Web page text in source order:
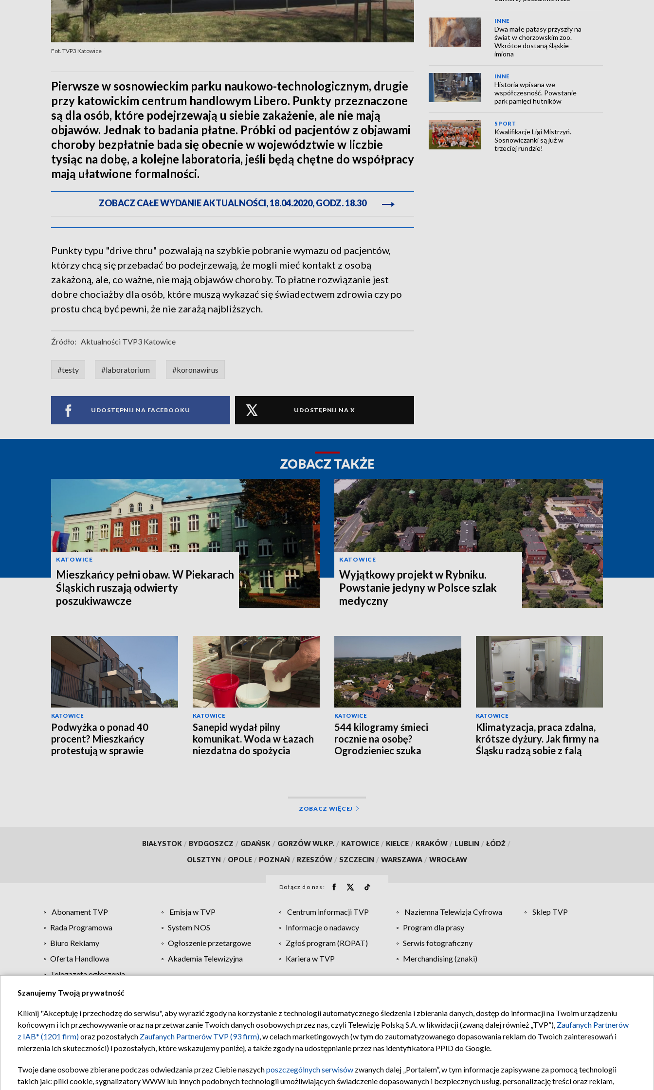
Fot. TVP3 Katowice
Pierwsze w sosnowieckim parku naukowo-technologicznym, drugie
przy katowickim centrum handlowym Libero. Punkty przeznaczone
są dla osób, które podejrzewają u siebie zakażenie, ale nie mają
objawów. Jednak to badania płatne. Próbki od pacjentów z objawami
choroby bezpłatnie bada się obecnie w województwie w liczbie
tysiąc na dobę, a kolejne laboratoria, jeśli będą chętne do współpracy
mają ułatwione formalności.
ZOBACZ CAŁE WYDANIE AKTUALNOŚCI, 18.04.2020, GODZ. 18.30
Punkty typu "drive thru" pozwalają na szybkie pobranie wymazu od pacjentów,
którzy chcą się przebadać bo podejrzewają, że mogli mieć kontakt z osobą
zakażoną, ale, co ważne, nie mają objawów choroby. To płatne rozwiązanie jest
dobre chociażby dla osób, które muszą wykazać się świadectwem zdrowia czy po
prostu chcą być pewni, że nie zarażą najbliższych.
Źródło: Aktualności TVP3 Katowice
#testy #laboratorium #koronawirus
UDOSTĘPNIJ NA FACEBOOKU UDOSTĘPNIJ NA X
INNE
Dwa małe patasy przyszły na
świat w chorzowskim zoo.
Wkrótce dostaną śląskie
imiona
INNE
Historia wpisana we
współczesność. Powstanie
park pamięci hutników
SPORT
Kwalifikacje Ligi Mistrzyń.
Sosnowiczanki są już w
trzeciej rundzie!
ZOBACZ TAKŻE
KATOWICE
Mieszkańcy pełni obaw. W Piekarach
Śląskich ruszają odwierty
poszukiwawcze
KATOWICE
Wyjątkowy projekt w Rybniku.
Powstanie jedyny w Polsce szlak
medyczny
KATOWICE
Podwyżka o ponad 40
procent? Mieszkańcy
protestują w sprawie
KATOWICE
Sanepid wydał pilny
komunikat. Woda w Łazach
niezdatna do spożycia
KATOWICE
544 kilogramy śmieci
rocznie na osobę?
Ogrodzieniec szuka
KATOWICE
Klimatyzacja, praca zdalna,
krótsze dyżury. Jak firmy na
Śląsku radzą sobie z falą
ZOBACZ WIĘCEJ
BIAŁYSTOK / BYDGOSZCZ / GDAŃSK / GORZÓW WLKP. / KATOWICE / KIELCE / KRAKÓW / LUBLIN / ŁÓDŹ /
OLSZTYN / OPOLE / POZNAŃ / RZESZÓW / SZCZECIN / WARSZAWA / WROCŁAW
Dołącz do nas:
Abonament TVP Emisja w TVP Centrum informacji TVP Naziemna Telewizja Cyfrowa
Sklep TVP
Rada Programowa
System NOS Informacje o nadawcy
Program dla prasy
Biuro Reklamy
Ogłoszenie przetargowe Zgłoś program (ROPAT)
Serwis fotograficzny
Oferta Handlowa
Akademia Telewizyjna Kariera w TVP
Merchandising (znaki)
Telegazeta ogłoszenia
Regulamin TVP Polityka prywatności Moje zgody Pomoc Biuro reklamy Kontakt
Szanujemy Twoją prywatność
Kliknij "Akceptuję i przechodzę do serwisu", aby wyrazić zgody na korzystanie z technologii automatycznego śledzenia i zbierania danych, dostęp do informacji na Twoim urządzeniu
końcowym i ich przechowywanie oraz na przetwarzanie Twoich danych osobowych przez nas, czyli Telewizję Polską S.A. w likwidacji (zwaną dalej również „TVP”), Zaufanych Partnerów
z IAB* (1201 firm)oraz pozostałych Zaufanych Partnerów TVP (93 firm), w celach marketingowych (w tym do zautomatyzowanego dopasowania reklam do Twoich zainteresowań i
mierzenia ich skuteczności) i pozostałych, które wskazujemy poniżej, a także zgody na udostępnianie przez nas identyfikatora PPID do Google.
Twoje dane osobowe zbierane podczas odwiedzania przez Ciebie naszychposzczególnych serwisów zwanych dalej „Portalem”, w tym informacje zapisywane za pomocą technologii
takich jak: pliki cookie, sygnalizatory WWW lub innych podobnych technologii umożliwiających świadczenie dopasowanych i bezpiecznych usług, personalizację treści oraz reklam,